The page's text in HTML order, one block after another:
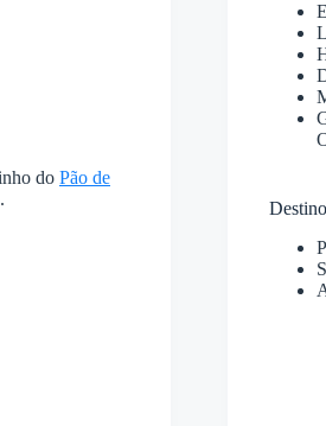
do Pão de
.